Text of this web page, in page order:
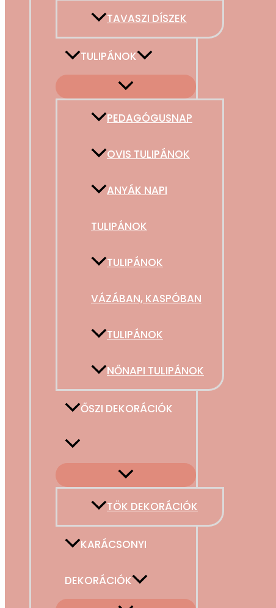
TAVASZI DÍSZEK
TULIPÁNOK
PEDAGÓGUSNAP
OVIS TULIPÁNOK
ANYÁK NAPI
TULIPÁNOK
TULIPÁNOK
VÁZÁBAN, KASPÓBAN
TULIPÁNOK
NŐNAPI TULIPÁNOK
ŐSZI DEKORÁCIÓK
TÖK DEKORÁCIÓK
KARÁCSONYI
DEKORÁCIÓK